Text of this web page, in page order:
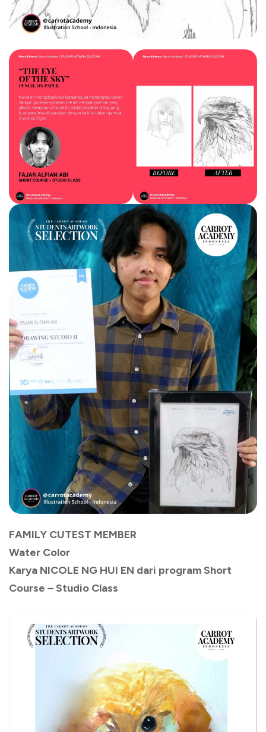
FAMILY CUTEST MEMBER
Water Color
Karya NICOLE NG HUI EN dari program Short
Course – Studio Class